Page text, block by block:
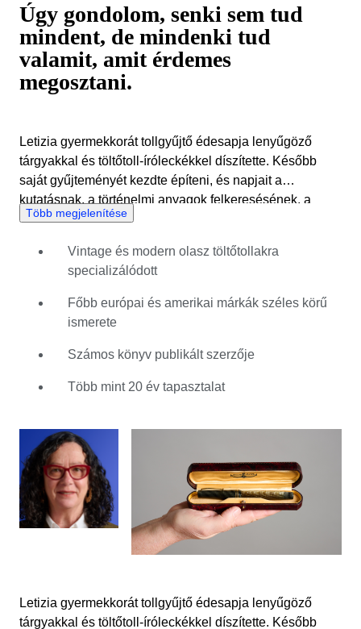
Úgy gondolom, senki sem tud
mindent, de mindenki tud
valamit, amit érdemes
megosztani.
Letizia gyermekkorát tollgyűjtő édesapja lenyűgöző
tárgyakkal és töltőtoll-íróleckékkel díszítette. Később
saját gyűjteményét kezdte építeni, és napjait a
kutatásnak, a történelmi anyagok felkeresésének, a
találkozókon való részvételnek és azok szervezésének,
kiépítésének szentelte. Az íróeszközökről szerzett
széleskörű ismereteit számos könyvben foglalta össze,
elsősorban az olasz töltőtollak történelmére
összpontosítva. Közzétételüket követően Letizia egy
bővült a családja. Amikor néhány évvel később
egyféle mítosszá vált. Könyvei elfogytak, a tollközösség
személyesen. Tollrajongó társai meglepődtek, amikor
megtudták, hogy egyáltalán nem olyan, mint amilyennek
elképzelték. Nem él elzárkózott életet a történelmi
dokumentumok halmai közt bujkálva, több ezer toll
között. Napjainkban Letizia a vevőknek és az eladóknak
segít eligazodni az online árverések világában.
Szakterülete a vintage és modern olasz töltőtollak,
Több megjelenítése
Vintage és modern olasz töltőtollakra
specializálódott
Főbb európai és amerikai márkák széles körű
ismerete
Számos könyv publikált szerzője
Több mint 20 év tapasztalat
Letizia gyermekkorát tollgyűjtő édesapja lenyűgöző
tárgyakkal és töltőtoll-íróleckékkel díszítette. Később